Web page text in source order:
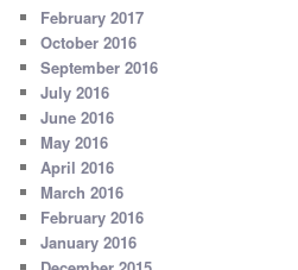
February 2017
October 2016
September 2016
July 2016
June 2016
May 2016
April 2016
March 2016
February 2016
January 2016